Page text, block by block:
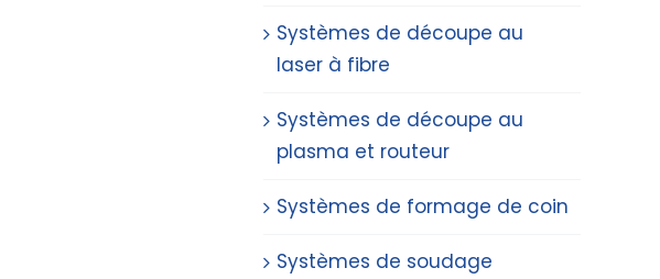
Systèmes de découpe au
laser à fibre
Systèmes de découpe au
plasma et routeur
Systèmes de formage de coin
Systèmes de soudage